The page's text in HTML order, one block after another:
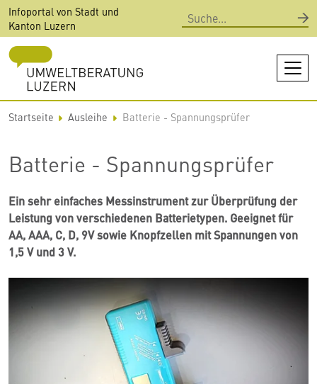
Direkt
zum
Inhalt
Infoportal von Stadt und
Kanton Luzern
Suche
Startseite Ausleihe Batterie - Spannungsprüfer
Batterie - Spannungsprüfer
Ein sehr einfaches Messinstrument zur Überprüfung der
Leistung von verschiedenen Batterietypen. Geeignet für
AA, AAA, C, D, 9V sowie Knopfzellen mit Spannungen von
1,5 V und 3 V.